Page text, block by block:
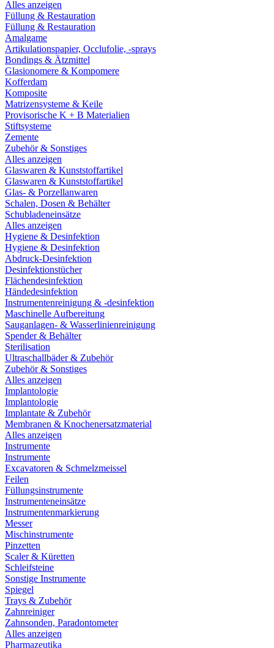
Alles anzeigen
Füllung & Restauration
Füllung & Restauration
Amalgame
Artikulationspapier, Occlufolie, -sprays
Bondings & Ätzmittel
Glasionomere & Kompomere
Kofferdam
Komposite
Matrizensysteme & Keile
Provisorische K + B Materialien
Stiftsysteme
Zemente
Zubehör & Sonstiges
Alles anzeigen
Glaswaren & Kunststoffartikel
Glaswaren & Kunststoffartikel
Glas- & Porzellanwaren
Schalen, Dosen & Behälter
Schubladeneinsätze
Alles anzeigen
Hygiene & Desinfektion
Hygiene & Desinfektion
Abdruck-Desinfektion
Desinfektionstücher
Flächendesinfektion
Händedesinfektion
Instrumentenreinigung & -desinfektion
Maschinelle Aufbereitung
Sauganlagen- & Wasserlinienreinigung
Spender & Behälter
Sterilisation
Ultraschallbäder & Zubehör
Zubehör & Sonstiges
Alles anzeigen
Implantologie
Implantologie
Implantate & Zubehör
Membranen & Knochenersatzmaterial
Alles anzeigen
Instrumente
Instrumente
Excavatoren & Schmelzmeissel
Feilen
Füllungsinstrumente
Instrumenteneinsätze
Instrumentenmarkierung
Messer
Mischinstrumente
Pinzetten
Scaler & Küretten
Schleifsteine
Sonstige Instrumente
Spiegel
Trays & Zubehör
Zahnreiniger
Zahnsonden, Paradontometer
Alles anzeigen
Pharmazeutika